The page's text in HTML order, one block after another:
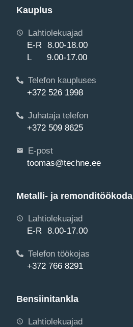
Kauplus
Lahtiolekuajad
E-R 8.00-18.00
L 9.00-17.00
Telefon kaupluses
+372 526 1998
Juhataja telefon
+372 509 8625
E-post
toomas@techne.ee
Metalli- ja remonditöökoda
Lahtiolekuajad
E-R 8.00-17.00
Telefon töökojas
+372 766 8291
Bensiinitankla
Lahtiolekuajad